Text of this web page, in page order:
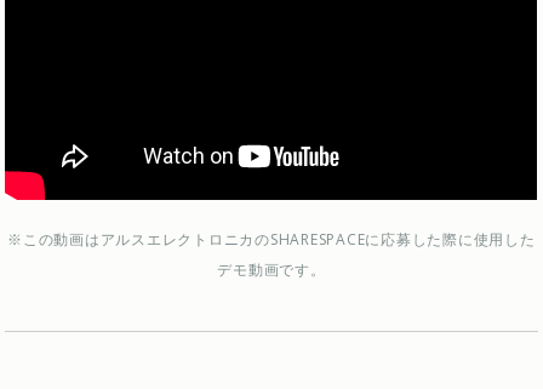
※この動画はアルスエレクトロニカのSHARESPACEに応募した際に使用した
デモ動画です。